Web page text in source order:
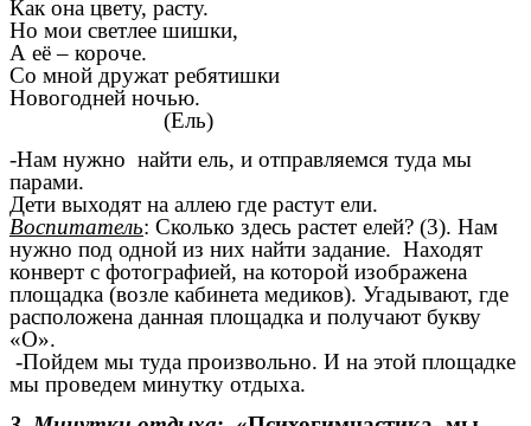
Как она цвету, расту.
Но мои светлее шишки,
А её – короче.
Со мной дружат ребятишки
Новогодней ночью.
(Ель)
-Нам нужно найти ель, и отправляемся туда мы
парами.
Дети выходят на аллею где растут ели.
Воспитатель: Сколько здесь растет елей? (3). Нам
нужно под одной из них найти задание. Находят
конверт с фотографией, на которой изображена
площадка (возле кабинета медиков). Угадывают, где
расположена данная площадка и получают букву
«О».
-Пойдем мы туда произвольно. И на этой площадке
мы проведем минутку отдыха.